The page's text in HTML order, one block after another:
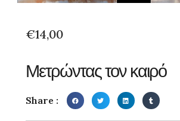
€14,00
Μετρώντας τον καιρό
Share :